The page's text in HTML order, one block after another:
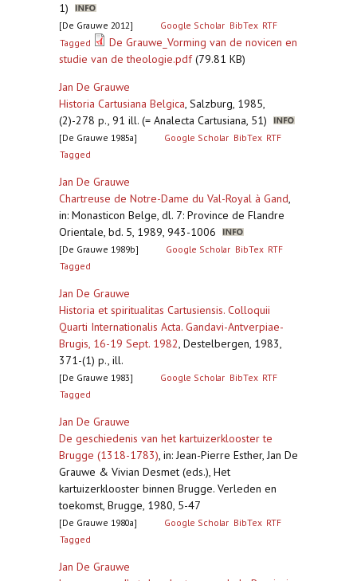
1)
[De Grauwe 2012] Google Scholar BibTex RTF
Tagged
De Grauwe_Vorming van de novicen en
studie van de theologie.pdf(79.81 KB)
Jan De Grauwe
Historia Cartusiana Belgica, Salzburg, 1985,
(2)-278 p., 91 ill. (= Analecta Cartusiana, 51)
[De Grauwe 1985a] Google Scholar BibTex RTF
Tagged
Jan De Grauwe
Chartreuse de Notre-Dame du Val-Royal à Gand,
in: Monasticon Belge, dl. 7: Province de Flandre
Orientale, bd. 5, 1989, 943-1006
[De Grauwe 1989b] Google Scholar BibTex RTF
Tagged
Jan De Grauwe
Historia et spiritualitas Cartusiensis. Colloquii
Quarti Internationalis Acta. Gandavi-Antverpiae-
Brugis, 16-19 Sept. 1982, Destelbergen, 1983,
371-(1) p., ill.
[De Grauwe 1983] Google Scholar BibTex RTF
Tagged
Jan De Grauwe
De geschiedenis van het kartuizerklooster te
Brugge (1318-1783), in: Jean-Pierre Esther, Jan De
Grauwe & Vivian Desmet (eds.), Het
kartuizerklooster binnen Brugge. Verleden en
toekomst, Brugge, 1980, 5-47
[De Grauwe 1980a] Google Scholar BibTex RTF
Tagged
Jan De Grauwe